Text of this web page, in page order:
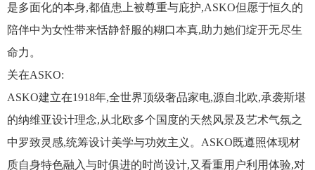
是多面化的本身,都值患上被尊重与庇护,ASKO但愿于恒久的
陪伴中为女性带来恬静舒服的糊口本真,助力她们绽开无尽生
命力。
关在ASKO:
ASKO建立在1918年,全世界顶级奢品家电,源自北欧,承袭斯堪
的纳维亚设计理念,从北欧多个国度的天然风景及艺术气氛之
中罗致灵感,统筹设计美学与功效主义。ASKO既遵照体现材
质自身特色融入与时俱进的时尚设计,又看重用户利用体验,对